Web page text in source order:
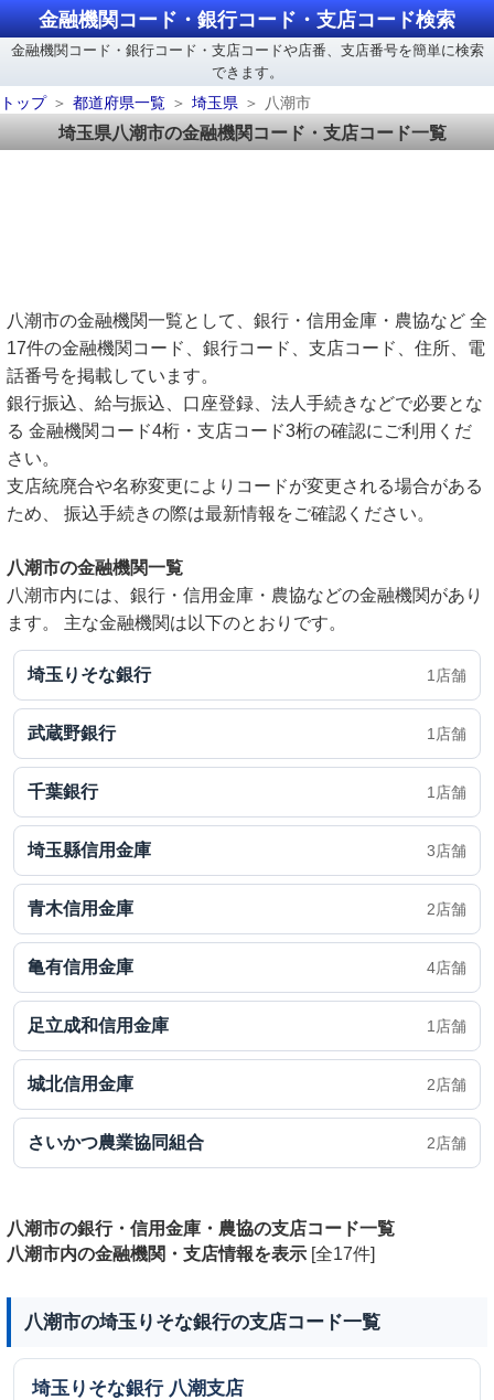
金融機関コード・銀行コード・支店コード検索
金融機関コード・銀行コード・支店コードや店番、支店番号を簡単に検索
できます。
トップ
都道府県一覧 埼玉県 八潮市
埼玉県八潮市の金融機関コード・支店コード一覧
八潮市の金融機関一覧として、銀行・信用金庫・農協など 全
17件の金融機関コード、銀行コード、支店コード、住所、電
話番号を掲載しています。
銀行振込、給与振込、口座登録、法人手続きなどで必要とな
る 金融機関コード4桁・支店コード3桁の確認にご利用くだ
さい。
支店統廃合や名称変更によりコードが変更される場合がある
ため、 振込手続きの際は最新情報をご確認ください。
八潮市の金融機関一覧
八潮市内には、銀行・信用金庫・農協などの金融機関があり
ます。 主な金融機関は以下のとおりです。
埼玉りそな銀行 1店舗
武蔵野銀行 1店舗
千葉銀行 1店舗
埼玉縣信用金庫 3店舗
青木信用金庫 2店舗
亀有信用金庫 4店舗
足立成和信用金庫 1店舗
城北信用金庫 2店舗
さいかつ農業協同組合 2店舗
八潮市の銀行・信用金庫・農協の支店コード一覧
八潮市内の金融機関・支店情報を表示 [全17件]
八潮市の埼玉りそな銀行の支店コード一覧
埼玉りそな銀行 八潮支店